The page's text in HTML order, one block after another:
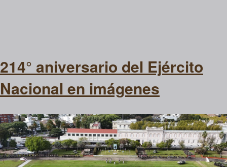
214° aniversario del Ejército
Nacional en imágenes